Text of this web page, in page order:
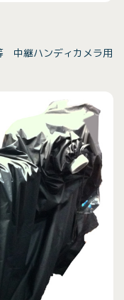
中継ハンディカメラ用